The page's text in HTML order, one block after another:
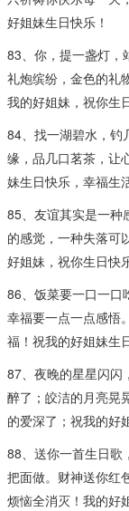
好姐妹生日快乐！
83、你，提一盏灯，
礼炮缤纷，金色的礼
我的好姐妹，祝你生
84、找一湖碧水，钓
缘，品几口茗茶，让
妹生日快乐，幸福生
85、友谊其实是一种
的感觉，一种失落可
好姐妹，祝你生日快
86、饭菜要一口一口
幸福要一点一点感悟
福！祝我的好姐妹生
87、夜晚的星星闪闪
醉了；皎洁的月亮晃
的爱深了；祝我的好
88、送你一首生日歌
把面做。财神送你红
烦恼全消灭！我的好